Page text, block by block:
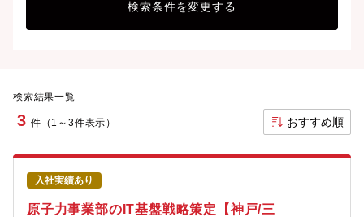
検索条件を変更する
検索結果一覧
3 件（1～3件表示） おすすめ順
入社実績あり
原子力事業部のIT基盤戦略策定【神戸/三